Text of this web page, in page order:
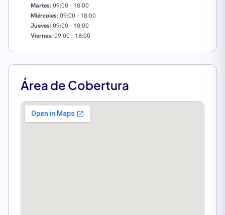
Martes:09:00 - 18:00
Miércoles:09:00 - 18:00
Jueves:09:00 - 18:00
Viernes:09:00 - 18:00
Área de Cobertura